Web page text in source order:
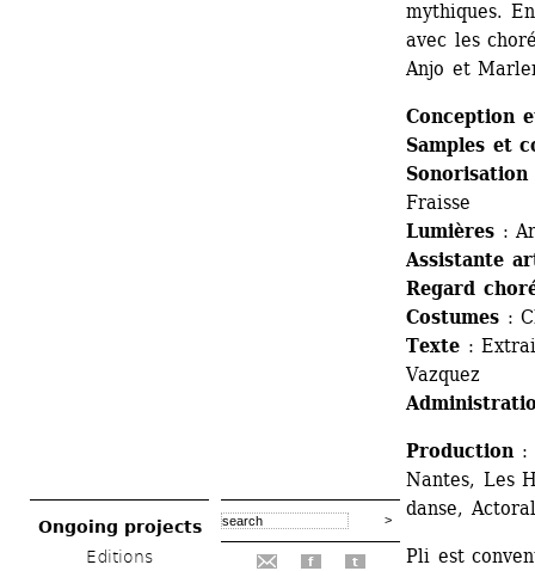
Ongoing projects
Editions
f t
mythiques.
avec les
Anjo et
Conception
Samples et
Fraisse
Lumières :
Assistante
Regard
Costumes :
Texte :
Vazquez
Production:
Nantes, Les
danse,
Pli est